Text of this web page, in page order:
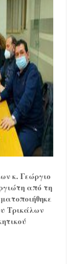
κ. Γεώργιο
από τη
Τρικάλων